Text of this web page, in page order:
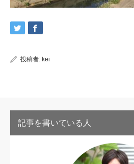
投稿者: kei
記事を書いている人